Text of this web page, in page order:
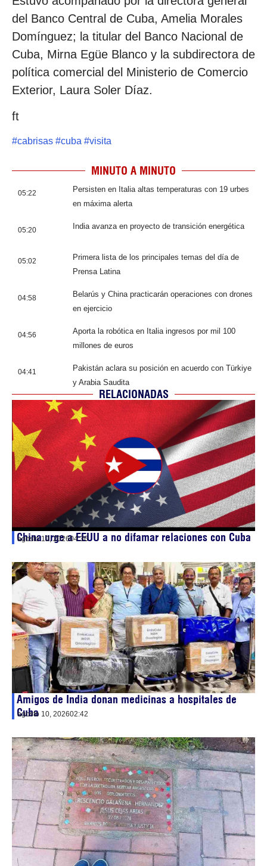
del Banco Central de Cuba, Amelia Morales
Domínguez; la titular del Banco Nacional de
Cuba, Mirna Egüe Blanco y la subdirectora de
política comercial del Ministerio de Comercio
Exterior, Laura Soler Díaz.
ft
#cabrisas #cuba #visita
MINUTO A MINUTO
05:22
Persisten en Italia altas temperaturas con 19 urbes
en máxima alerta
05:20 India avanza en proyecto de transición energética
05:02
Primera lista de los principales temas del día de
Prensa Latina
04:58
Belarús y China practicarán operaciones con drones
en ejercicio
04:56
Aporta la robótica en Italia ingresos por mil 100
millones de euros
04:41
Pakistán aclara su posición en acuerdo con Türkiye
y Arabia Saudita
RELACIONADAS
China urge a EEUU a no difamar relaciones con Cuba
agosto 10, 202604:36
Amigos de India donan medicinas a hospitales de
Cuba
agosto 10, 202602:42